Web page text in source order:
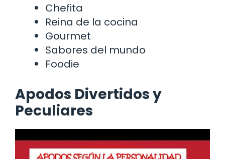
Chefita
Reina de la cocina
Gourmet
Sabores del mundo
Foodie
Apodos Divertidos y
Peculiares